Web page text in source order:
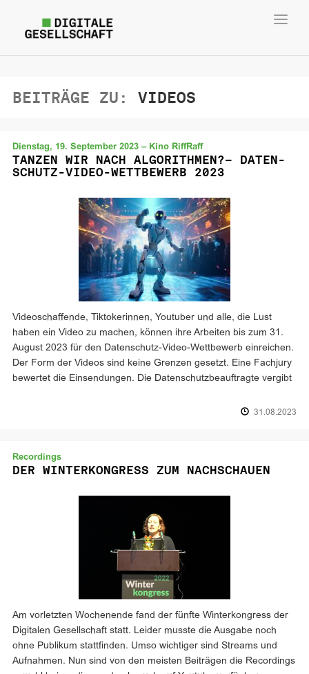
BEITRÄGE ZU: VIDEOS
Dienstag, 19. September 2023 – Kino RiffRaff
TAN­ZEN WIR NACH AL­GO­RITH­MEN?– DA­TEN­
SCHUTZ-VI­DEO-WETT­BE­WERB 2023
Videoschaffende, Tiktokerinnen, Youtuber und alle, die Lust
haben ein Video zu machen, können ihre Arbeiten bis zum 31.
August 2023 für den Datenschutz-Video-Wettbewerb einreichen.
Der Form der Videos sind keine Grenzen gesetzt. Eine Fachjury
bewertet die Einsendungen. Die Datenschutzbeauftragte vergibt
31.08.2023
Recordings
DER WINTERKONGRESS ZUM NACHSCHAUEN
Am vorletzten Wochenende fand der fünfte Winterkongress der
Digitalen Gesellschaft statt. Leider musste die Ausgabe noch
ohne Publikum stattfinden. Umso wichtiger sind Streams und
Aufnahmen. Nun sind von den meisten Beiträgen die Recordings